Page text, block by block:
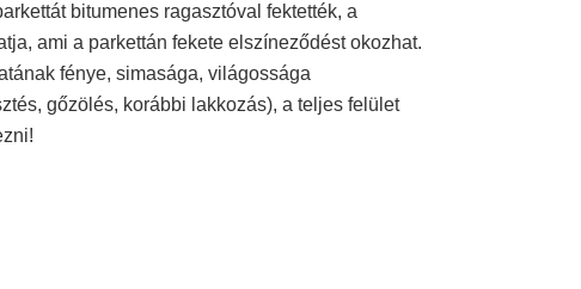
bitumenes ragasztóval fektették, a
ami a parkettán fekete elszíneződést okozhat.
fénye, simasága, világossága
gőzölés, korábbi lakkozás), a teljes felület